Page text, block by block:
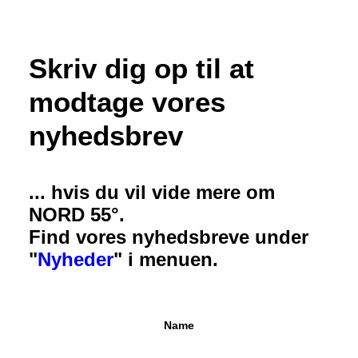
Skriv dig op til at
modtage vores
nyhedsbrev
... hvis du vil vide mere om
NORD 55°.
Find vores nyhedsbreve under
"Nyheder" i menuen.
Name